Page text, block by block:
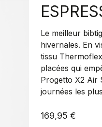
Le meilleur
hivernales. En
tissu
placées qui
Progetto X2 Air
journées les
169,95 €